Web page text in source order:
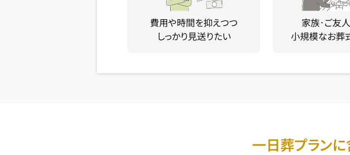
費用や時間を抑えつつ
しっかり見送りたい
家族･ご友
小規模なお葬
一日葬プラン